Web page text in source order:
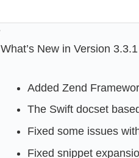
What’s New in Version 3.3.1
Added Zend
The Swift docset
Fixed some issues
Fixed snippet